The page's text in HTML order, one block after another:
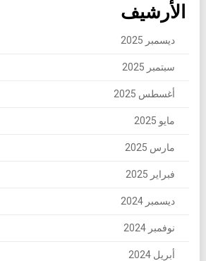
الأرشيف
ديسمبر 2025
سبتمبر 2025
أغسطس 2025
مايو 2025
مارس 2025
فبراير 2025
ديسمبر 2024
نوفمبر 2024
أبريل 2024